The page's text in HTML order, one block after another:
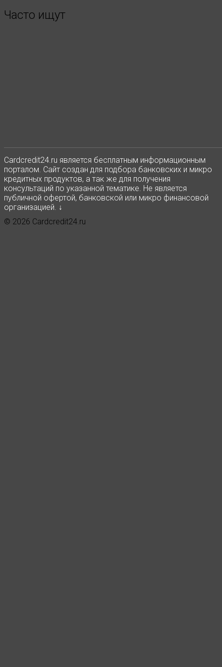
Часто ищут
Сardcredit24.ru является бесплатным информационным
порталом. Сайт создан для подбора банковских и микро
кредитных продуктов, а так же для получения
консультаций по указанной тематике. Не является
публичной офертой, банковской или микро финансовой
организацией. ↓
© 2026 Cardcredit24.ru